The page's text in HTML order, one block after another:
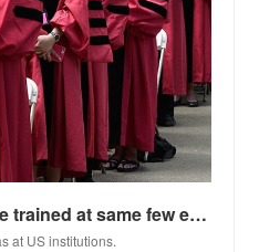
Most US professors are trained at same few elite universities
at US institutions.